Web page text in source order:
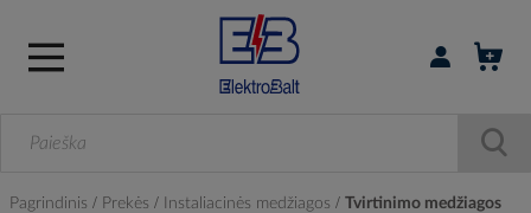
Prisijungti /
Pagrindinis Prekės Instaliacinės medžiagos Tvirtinimo medžiagos